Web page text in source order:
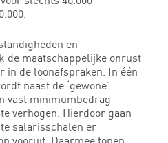
en
de maatschappelijke onrust
in de loonafspraken. In één
naast de ‘gewone’
vast minimumbedrag
verhogen. Hierdoor gaan
salarisschalen er
vooruit. Daarmee tonen